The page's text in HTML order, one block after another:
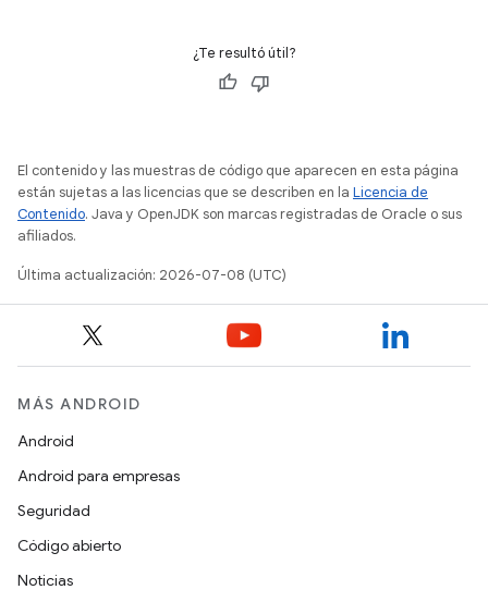
¿Te resultó útil?
El contenido y las muestras de código que aparecen en esta página
están sujetas a las licencias que se describen en la Licencia de
Contenido. Java y OpenJDK son marcas registradas de Oracle o sus
afiliados.
Última actualización: 2026-07-08 (UTC)
MÁS ANDROID
Android
Android para empresas
Seguridad
Código abierto
Noticias